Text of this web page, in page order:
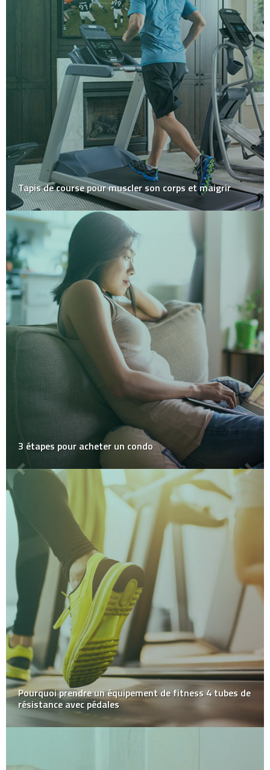
Tapis de course pour muscler son corps et maigrir
3 étapes pour acheter un condo
Pourquoi prendre un équipement de fitness 4 tubes de
résistance avec pédales